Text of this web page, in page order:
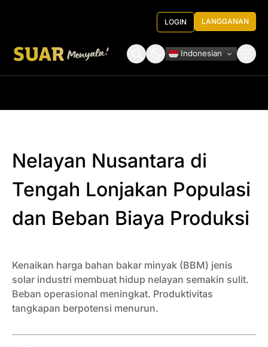
LOGIN LANGGANAN
Indonesian
Nelayan Nusantara di
Tengah Lonjakan Populasi
dan Beban Biaya Produksi
Kenaikan harga bahan bakar minyak (BBM) jenis
solar industri membuat hidup nelayan semakin sulit.
Beban operasional meningkat. Produktivitas
tangkapan berpotensi menurun.